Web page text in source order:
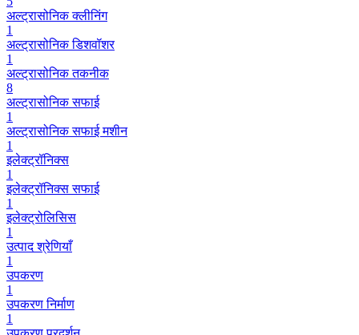
अल्ट्रासोनिक क्लीनिंग
1
अल्ट्रासोनिक डिशवॉशर
1
अल्ट्रासोनिक तकनीक
8
अल्ट्रासोनिक सफाई
1
अल्ट्रासोनिक सफाई मशीन
1
इलेक्ट्रॉनिक्स
1
इलेक्ट्रॉनिक्स सफाई
1
इलेक्ट्रोलिसिस
1
उत्पाद श्रेणियाँ
1
उपकरण
1
उपकरण निर्माण
1